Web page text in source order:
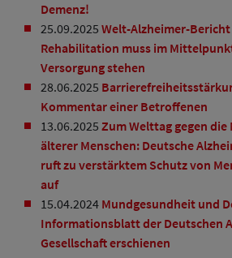
Demenz!
25.09.2025 Welt-Alzheimer-
Rehabilitation muss im
Versorgung stehen
28.06.2025
Kommentar einer Betroffenen
13.06.2025 Zum Welttag gegen
älterer Menschen: Deutsche
ruft zu verstärktem Schutz von
auf
15.04.2024 Mundgesundheit und
Informationsblatt der Deutschen
Gesellschaft erschienen